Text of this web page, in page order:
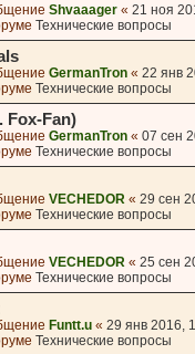
Shvaaager « 21 ноя
Технические вопросы
GermanTron « 22 янв
Технические вопросы
Fox-Fan)
GermanTron « 07 сен
Технические вопросы
VECHEDOR « 29 сен
Технические вопросы
VECHEDOR « 25 сен
Технические вопросы
Funtt.u « 29 янв 2016,
Технические вопросы